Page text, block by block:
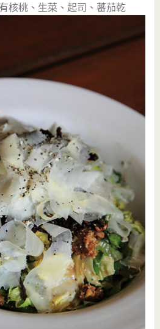
核桃、生菜、起司、蕃茄乾